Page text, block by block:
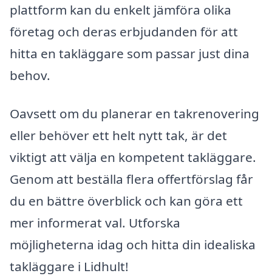
plattform kan du enkelt jämföra olika
företag och deras erbjudanden för att
hitta en takläggare som passar just dina
behov.
Oavsett om du planerar en takrenovering
eller behöver ett helt nytt tak, är det
viktigt att välja en kompetent takläggare.
Genom att beställa flera offertförslag får
du en bättre överblick och kan göra ett
mer informerat val. Utforska
möjligheterna idag och hitta din idealiska
takläggare i Lidhult!